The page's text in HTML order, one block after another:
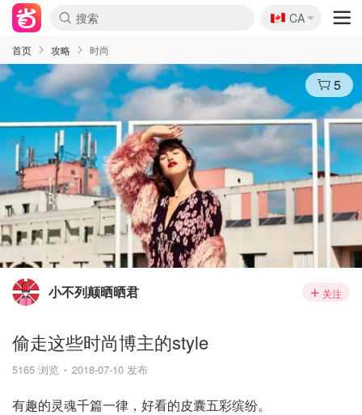
🇨🇦
CA
首页 攻略 时尚
5
小不列颠晒晒君 关注
偷走这些时尚博主的style
5165 浏览 2018-07-10 发布
有趣的灵魂千篇一律，好看的皮囊五彩缤纷。